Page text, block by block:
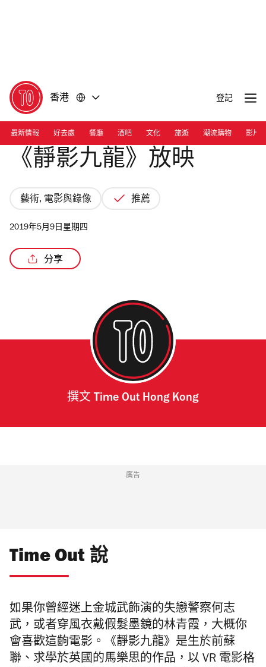
香港 登記
最新情報 好去處 餐廳 酒吧 文化 旅遊 潮流購物 影片
《靜影九龍》放映
藝術, 電影與錄像 推薦
2019年5月9日星期四
分享
撰文 Time Out Hong Kong
廣告
Time Out 說
如果你曾經迷上金城武飾演的失戀警察何志
武 ，或者穿風衣戴假髮墨鏡的林青霞，大概你
會喜歡這齣電影。《靜影九龍》是生於前蘇
聯、求學於英國的馬樂思的作品， 以 VR 電影格